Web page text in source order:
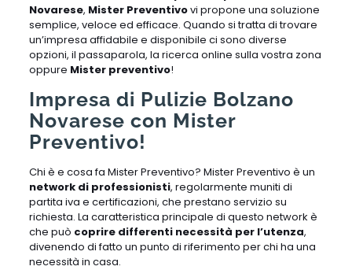
Novarese, Mister Preventivovi propone una soluzione
semplice, veloce ed efficace. Quando si tratta di trovare
un’impresa affidabile e disponibile ci sono diverse
opzioni, il passaparola, la ricerca online sulla vostra zona
oppure Mister preventivo!
Impresa di Pulizie Bolzano
Novarese con Mister
Preventivo!
Chi è e cosa fa Mister Preventivo? Mister Preventivo è un
network di professionisti, regolarmente muniti di
partita iva e certificazioni, che prestano servizio su
richiesta. La caratteristica principale di questo network è
che può coprire differenti necessità per l’utenza,
divenendo di fatto un punto di riferimento per chi ha una
necessità in casa.